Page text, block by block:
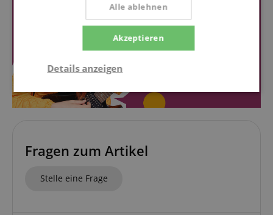
Fragen zum Artikel
Stelle eine Frage
Akzeptieren
Alle ablehnen
Details anzeigen
Notwendig Statistik Marketing